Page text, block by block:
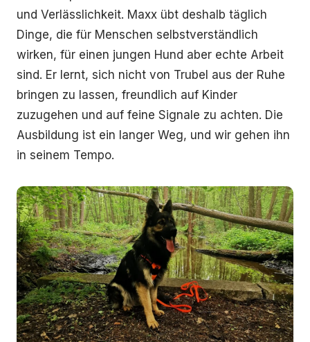
und Verlässlichkeit. Maxx übt deshalb täglich
Dinge, die für Menschen selbstverständlich
wirken, für einen jungen Hund aber echte Arbeit
sind. Er lernt, sich nicht von Trubel aus der Ruhe
bringen zu lassen, freundlich auf Kinder
zuzugehen und auf feine Signale zu achten. Die
Ausbildung ist ein langer Weg, und wir gehen ihn
in seinem Tempo.